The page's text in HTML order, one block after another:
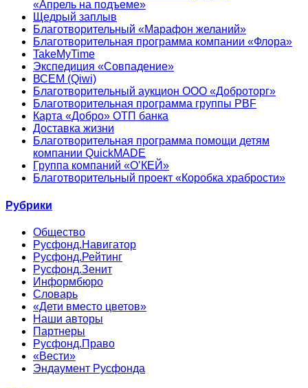
«Апрель на подъеме»
Щедрый заплыв
Благотворительный «Марафон желаний»
Благотворительная программа компании «Флора»
TakeMyTime
Экспедиция «Совпадение»
ВСЕМ (Qiwi)
Благотворительный аукцион ООО «Доброторг»
Благотворительная программа группы PBF
Карта «Добро» ОТП банка
Доставка жизни
Благотворительная программа помощи детям
компании QuickMADE
Группа компаний «О’КЕЙ»
Благотворительный проект «Коробка храбрости»
Рубрики
Общество
Русфонд.Навигатор
Русфонд.Рейтинг
Русфонд.Зенит
Информбюро
Словарь
«Дети вместо цветов»
Наши авторы
Партнеры
Русфонд.Право
«Вести»
Эндаумент Русфонда